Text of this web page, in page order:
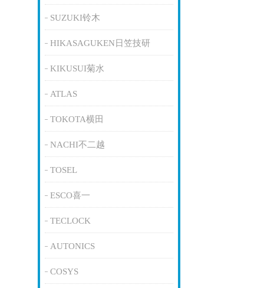
SUZUKI铃木
HIKASAGUKEN日笠技研
KIKUSUI菊水
ATLAS
TOKOTA横田
NACHI不二越
TOSEL
ESCO喜一
TECLOCK
AUTONICS
COSYS